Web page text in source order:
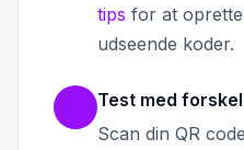
tips for at
udseende koder.
Test med
Scan din QR